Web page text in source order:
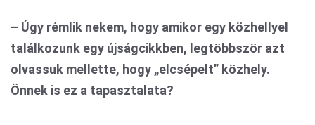
– Úgy rémlik nekem, hogy amikor egy közhellyel
találkozunk egy újságcikkben, legtöbbször azt
olvassuk mellette, hogy „elcsépelt” közhely.
Önnek is ez a tapasztalata?